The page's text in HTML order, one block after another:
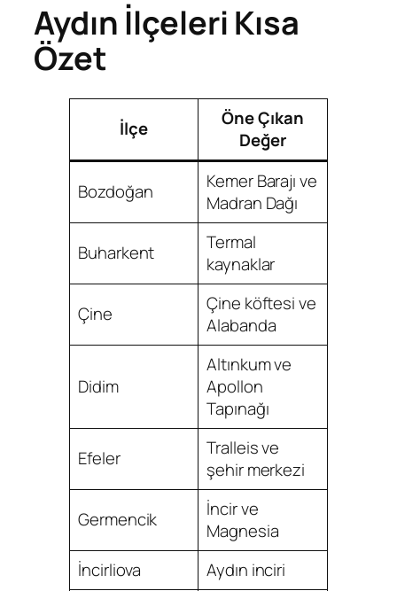
Aydın İlçeleri Kısa
Özet
İlçe
Öne Çıkan
Değer
Bozdoğan
Kemer Barajı ve
Madran Dağı
Buharkent
Termal
kaynaklar
Çine
Çine köftesi ve
Alabanda
Didim
Altınkum ve
Apollon
Tapınağı
Efeler
Tralleis ve
şehir merkezi
Germencik
İncir ve
Magnesia
İncirliova
Aydın inciri